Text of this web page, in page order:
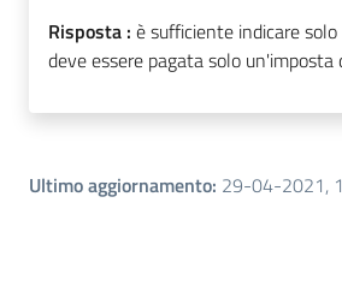
Risposta : è sufficiente indicare
deve essere pagata solo un'imposta
Ultimo aggiornamento: 29-04-2021,